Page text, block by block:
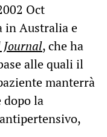
Oct
in Australia e
, che ha
alle quali il
manterrà
dopo la